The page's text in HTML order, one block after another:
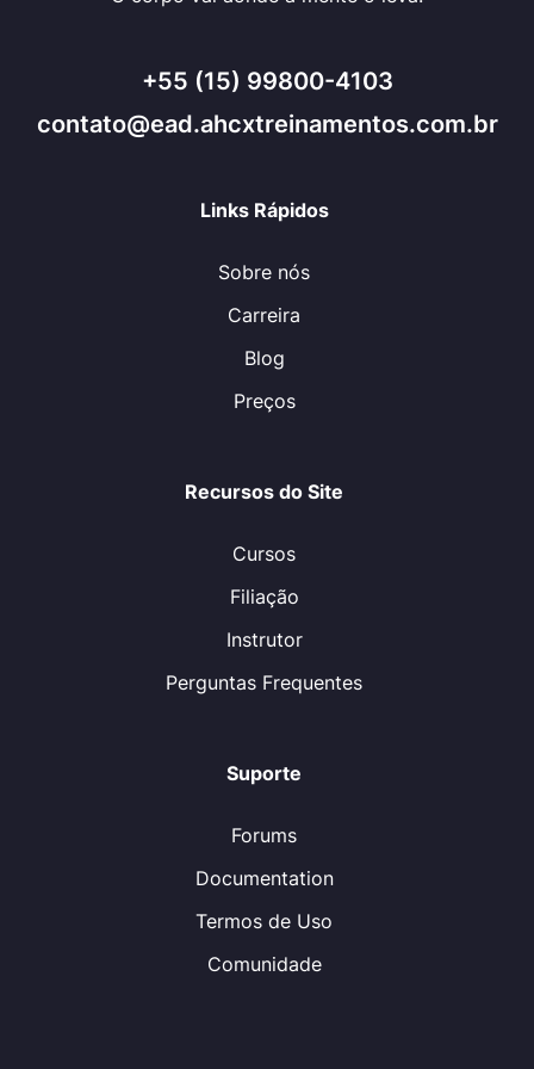
+55 (15) 99800-4103
contato@ead.ahcxtreinamentos.com.br
Links Rápidos
Sobre nós
Carreira
Blog
Preços
Recursos do Site
Cursos
Filiação
Instrutor
Perguntas Frequentes
Suporte
Forums
Documentation
Termos de Uso
Comunidade